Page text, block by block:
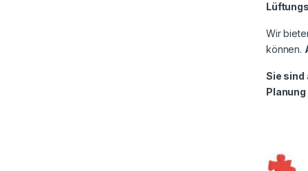
Wir
können.
Sie sind